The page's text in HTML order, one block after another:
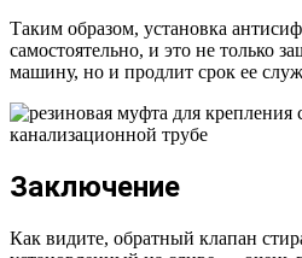
Таким образом, установка
самостоятельно, и это не только
машину, но и продлит срок ее
Заключение
Как видите, обратный клапан